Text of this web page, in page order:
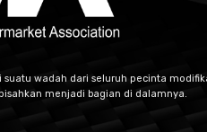
wadah dari seluruh pecinta
menjadi bagian di dalamnya.